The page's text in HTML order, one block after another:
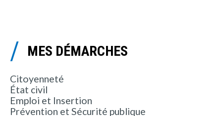
MES DÉMARCHES
Citoyenneté
État civil
Emploi et Insertion
Prévention et Sécurité publique